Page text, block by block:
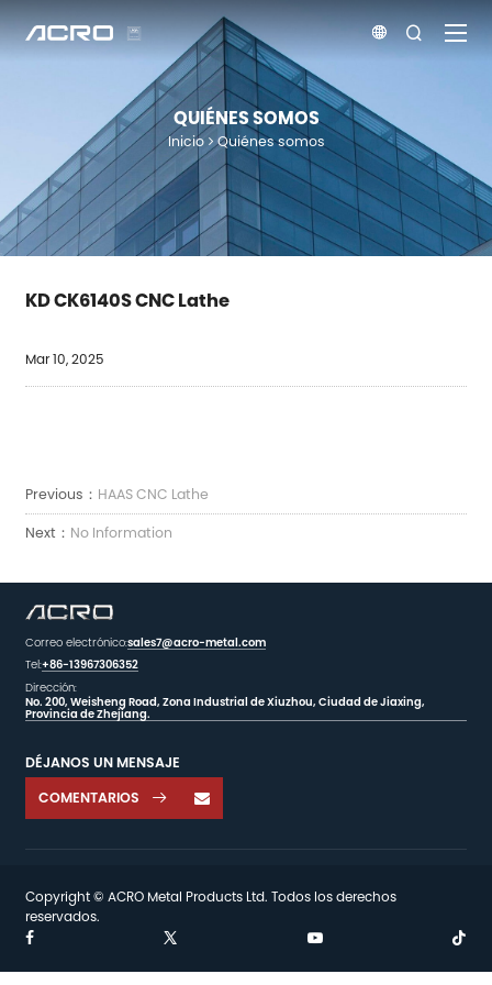
 
QUIÉNES SOMOS
Inicio Quiénes somos
KD CK6140S CNC Lathe
Mar 10, 2025
Previous： HAAS CNC Lathe
Next： No Information
Correo electrónico:sales7@acro-metal.com
Tel:+86-13967306352
Dirección:
No. 200, Weisheng Road, Zona Industrial de Xiuzhou, Ciudad de Jiaxing,
Provincia de Zhejiang.
DÉJANOS UN MENSAJE
COMENTARIOS

Copyright © ACRO Metal Products Ltd. Todos los derechos
reservados.
 